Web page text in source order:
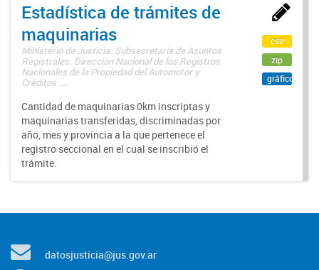
Estadística de trámites de
maquinarias
Ministerio de Justicia. Subsecretaría de Asuntos
Registrales. Dirección Nacional de los Registros
Nacionales de la Propiedad del Automotor y
Créditos ...
Cantidad de maquinarias 0km inscriptas y
maquinarias transferidas, discriminadas por
año, mes y provincia a la que pertenece el
registro seccional en el cual se inscribió el
trámite.
csv
zip
gráfico
datosjusticia@jus.gov.ar